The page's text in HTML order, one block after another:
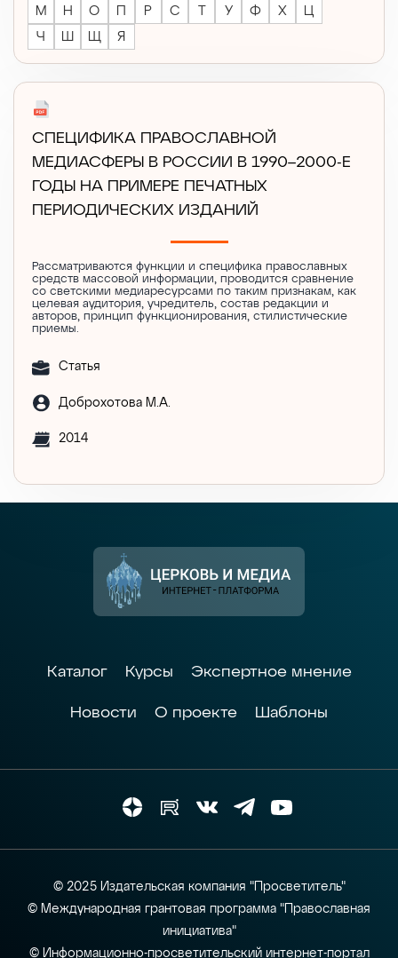
М
Н О Р С У Ф Х
Ц
Ч
Ш Щ Я
СПЕЦИФИКА ПРАВОСЛАВНОЙ
МЕДИАСФЕРЫ В РОССИИ В 1990–2000-Е
ГОДЫ НА ПРИМЕРЕ ПЕЧАТНЫХ
ПЕРИОДИЧЕСКИХ ИЗДАНИЙ
Рассматриваются функции и специфика православных
средств массовой информации, проводится сравнение
со светскими медиаресурсами по таким признакам, как
целевая аудитория, учредитель, состав редакции и
авторов, принцип функционирования, стилистические
приемы.
Статья
Доброхотова М.А.
2014
Каталог Курсы Экспертное мнение
Новости О проекте Шаблоны
© 2025 Издательская компания "Просветитель"
© Международная грантовая программа "Православная
инициатива"
© Информационно-просветительский интернет-портал